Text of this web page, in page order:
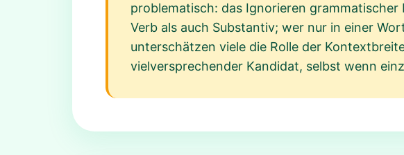
problematisch: das Ignorieren
Verb als auch Substantiv; wer nur in einer
unterschätzen viele die Rolle der
vielversprechender Kandidat, selbst wenn